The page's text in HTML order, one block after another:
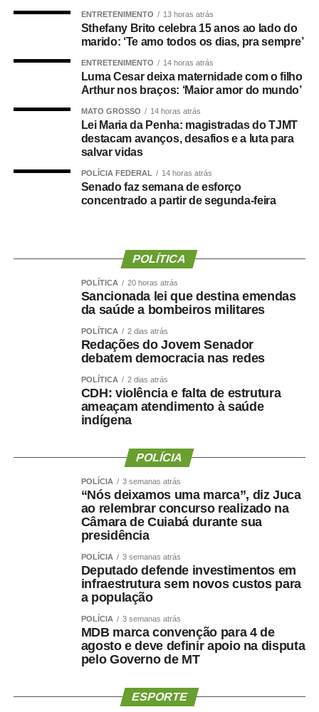
O que a ciência mostra :
Um grande estudo publicado na revistaClinical
Nutritionavaliou dados de centenas de milhares de
pessoas e analisou a relação entre composição corporal,
força muscular e desenvolvimento de demência.
Os resultados mostraram que tanto a sarcopenia isolada
quanto a obesidade sarcopênica estavam associadas a
um risco maior de declínio cognitivo. Um dos achados
longo dos anos ,maior foi o risco observado.
Não basta saber quanto peso uma pessoa
perdeu. Precisamos saber quanto músculo e quanta
força ela conseguiu preservar.
Emagrecer , nem sempre
Uma perda de peso mal conduzida pode incluir perda
significativa de massa muscular, principalmente em
pessoas mais velhas, sedentárias, submetidas a dietas
muito restritivas ou a tratamentos sem acompanhamento
Mesmo com o avanço dos medicamentos para
obesidade, o objetivo não deve ser apenas reduzir o
número na balança. O tratamento precisa preservar
músculo, reduzir gordura visceral, melhorar o
O paciente não deve apenas ficar mais leve. Deve
ENTRETENIMENTO 13 horas atrás
Sthefany Brito celebra 15 anos ao lado do
marido: ‘Te amo todos os dias, pra sempre’
ENTRETENIMENTO 14 horas atrás
Luma Cesar deixa maternidade com o filho
Arthur nos braços: ‘Maior amor do mundo’
MATO GROSSO 14 horas atrás
Lei Maria da Penha: magistradas do TJMT
destacam avanços, desafios e a luta para
salvar vidas
POLÍCIA FEDERAL 14 horas atrás
Senado faz semana de esforço
concentrado a partir de segunda-feira
POLÍTICA
POLÍTICA 20 horas atrás
Sancionada lei que destina emendas
da saúde a bombeiros militares
POLÍTICA 2 dias atrás
Redações do Jovem Senador
debatem democracia nas redes
POLÍTICA 2 dias atrás
CDH: violência e falta de estrutura
ameaçam atendimento à saúde
indígena
POLÍCIA
POLÍCIA 3 semanas atrás
“Nós deixamos uma marca”, diz Juca
ao relembrar concurso realizado na
Câmara de Cuiabá durante sua
presidência
POLÍCIA 3 semanas atrás
Deputado defende investimentos em
infraestrutura sem novos custos para
a população
POLÍCIA 3 semanas atrás
MDB marca convenção para 4 de
agosto e deve definir apoio na disputa
pelo Governo de MT
ESPORTE